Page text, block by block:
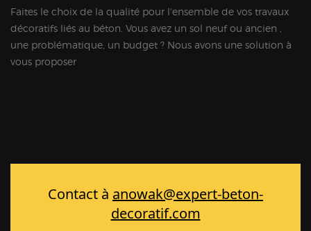
Faites le choix de la qualité pour l'ensemble de vos travaux
décoratifs liés au béton. Vous avez un sol neuf ou ancien ,
une problématique, un budget ? Nous avons une solution à
vous proposer